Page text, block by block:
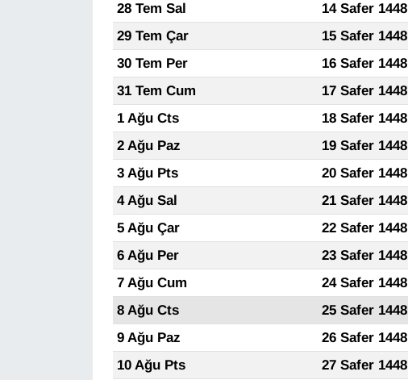
28 Tem Sal
14 Safer 1448
29 Tem Çar
15 Safer 1448
30 Tem Per
16 Safer 1448
31 Tem Cum
17 Safer 1448
1 Ağu Cts
18 Safer 1448
2 Ağu Paz
19 Safer 1448
3 Ağu Pts
20 Safer 1448
4 Ağu Sal
21 Safer 1448
5 Ağu Çar
22 Safer 1448
6 Ağu Per
23 Safer 1448
7 Ağu Cum
24 Safer 1448
8 Ağu Cts
25 Safer 1448
9 Ağu Paz
26 Safer 1448
10 Ağu Pts
27 Safer 1448
Kamu Alımları
Kim Kimdir?
Kültür & Sanat
ONE EKONOMİ